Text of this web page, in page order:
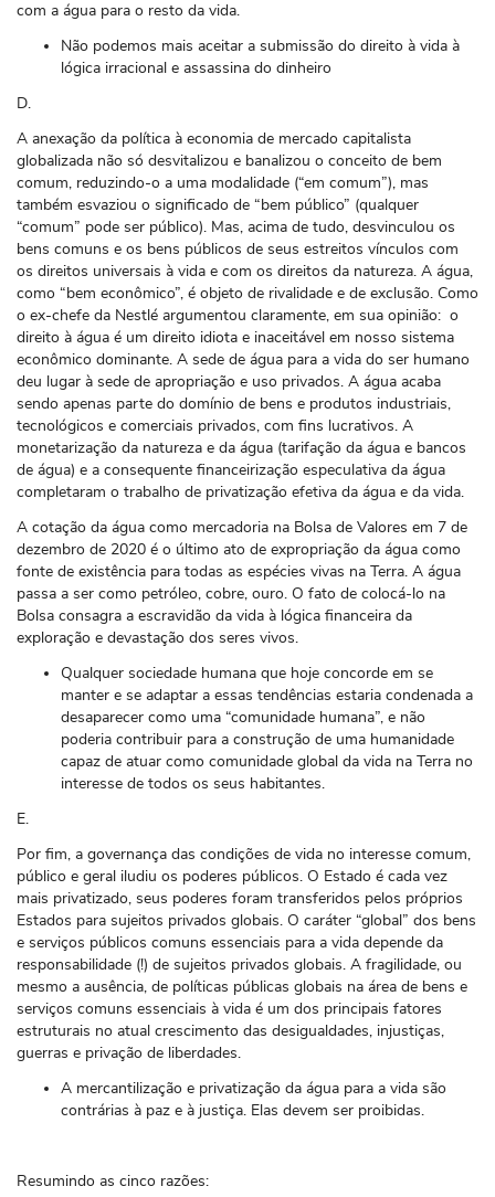
com a água para o resto da vida.
Não podemos mais aceitar a submissão do direito à vida à
lógica irracional e assassina do dinheiro
D.
A anexação da política à economia de mercado capitalista
globalizada não só desvitalizou e banalizou o conceito de bem
comum, reduzindo-o a uma modalidade (“em comum”), mas
também esvaziou o significado de “bem público” (qualquer
“comum” pode ​​ser público). Mas, acima de tudo, desvinculou os
bens comuns e os bens públicos de seus estreitos vínculos com
os direitos universais à vida e com os direitos da natureza. A água,
como “bem econômico”, é objeto de rivalidade e de exclusão. Como
o ex-chefe da Nestlé argumentou claramente, em sua opinião: o
direito à água é um direito idiota e inaceitável em nosso sistema
econômico dominante. A sede de água para a vida do ser humano
deu lugar à sede de apropriação e uso privados. A água acaba
sendo apenas parte do domínio de bens e produtos industriais,
tecnológicos e comerciais privados, com fins lucrativos. A
monetarização da natureza e da água (tarifação da água e bancos
de água) e a consequente financeirização especulativa da água
completaram o trabalho de privatização efetiva da água e da vida.
A cotação da água como mercadoria na Bolsa de Valores em 7 de
dezembro de 2020 é o último ato de expropriação da água como
fonte de existência para todas as espécies vivas na Terra. A água
passa a ser como petróleo, cobre, ouro. O fato de colocá-lo na
Bolsa consagra a escravidão da vida à lógica financeira da
exploração e devastação dos seres vivos.
Qualquer sociedade humana que hoje concorde em se
manter e se adaptar a essas tendências estaria condenada a
desaparecer como uma “comunidade humana”, e não
poderia contribuir para a construção de uma humanidade
capaz de atuar como comunidade global da vida na Terra no
interesse de todos os seus habitantes.
E.
Por fim, a governança das condições de vida no interesse comum,
público e geral iludiu os poderes públicos. O Estado é cada vez
mais privatizado, seus poderes foram transferidos pelos próprios
Estados para sujeitos privados globais. O caráter “global” dos bens
e serviços públicos comuns essenciais para a vida depende da
responsabilidade (!) de sujeitos privados globais. A fragilidade, ou
mesmo a ausência, de políticas públicas globais na área de bens e
serviços comuns essenciais à vida é um dos principais fatores
estruturais no atual crescimento das desigualdades, injustiças,
guerras e privação de liberdades.
A mercantilização e privatização da água para a vida são
contrárias à paz e à justiça. Elas devem ser proibidas.
Resumindo as cinco razões: